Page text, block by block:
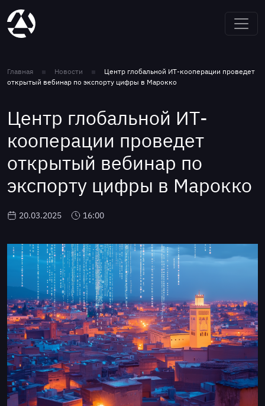
Главная Новости
Центр глобальной ИТ-кооперации проведет
открытый вебинар по экспорту цифры в Марокко
Центр глобальной ИТ-
кооперации проведет
открытый вебинар по
экспорту цифры в Марокко
20.03.2025 16:00